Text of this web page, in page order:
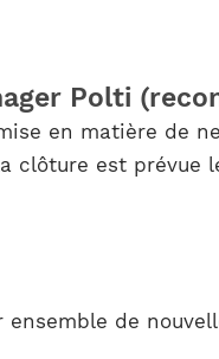
Polti
en matière de
clôture est prévue
de